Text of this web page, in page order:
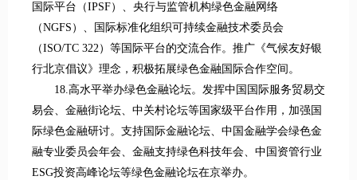
国际平台（IPSF）、央行与监管机构绿色金融网络
（NGFS）、国际标准化组织可持续金融技术委员会
（ISO/TC 322）等国际平台的交流合作。推广《气候友好银
行北京倡议》理念，积极拓展绿色金融国际合作空间。
18.高水平举办绿色金融论坛。发挥中国国际服务贸易交
易会、金融街论坛、中关村论坛等国家级平台作用，加强国
际绿色金融研讨。支持国际金融论坛、中国金融学会绿色金
融专业委员会年会、金融支持绿色科技年会、中国资管行业
ESG投资高峰论坛等绿色金融论坛在京举办。